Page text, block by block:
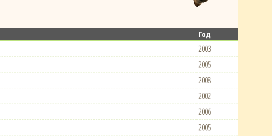
Год
2003
2005
2008
2002
2006
2005